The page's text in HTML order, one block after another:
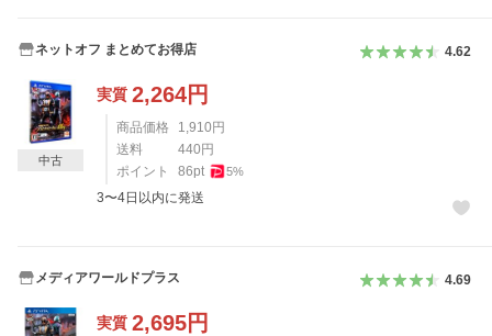
ネットオフ まとめてお得店 4.62
実質 2,264円
商品価格 1,910 円
送料
440 円
ポイント
86pt 5%
3〜4日以内に発送
中古
メディアワールドプラス 4.69
実質 2,695円